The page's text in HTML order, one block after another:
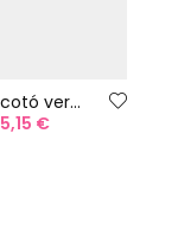
Samarreta nena cotó verd fluor
5,15 €